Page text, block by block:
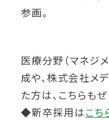
参画。
医療分野（マネジ
成や、株式会社メ
た方は、こちらも
◆新卒採用はこち